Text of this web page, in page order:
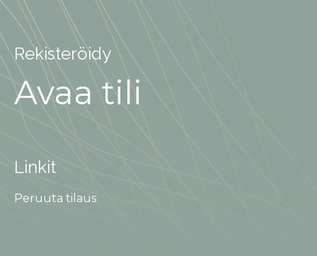
Rekisteröidy
Avaa tili
Linkit
Peruuta tilaus